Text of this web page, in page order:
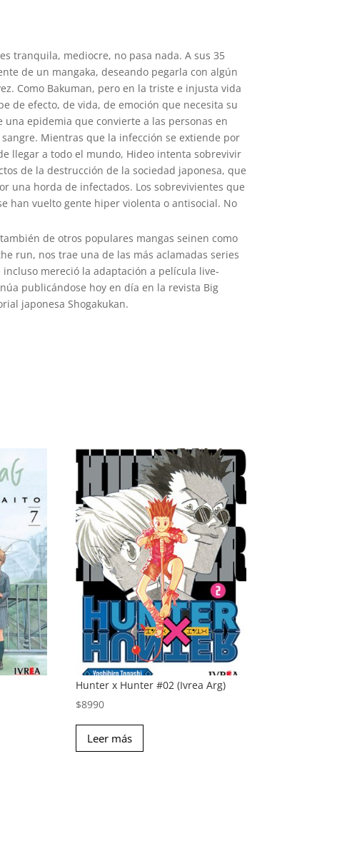
tranquila, mediocre, no pasa nada. A sus 35
de un mangaka, deseando pegarla con algún
Como Bakuman, pero en la triste e injusta vida
de efecto, de vida, de emoción que necesita su
una epidemia que convierte a las personas en
Mientras que la infección se extiende por
llegar a todo el mundo, Hideo intenta sobrevivir
de la destrucción de la sociedad japonesa, que
una horda de infectados. Los sobrevivientes que
han vuelto gente hiper violenta o antisocial. No
de otros populares mangas seinen como
run, nos trae una de las más aclamadas series
mereció la adaptación a película live-
publicándose hoy en día en la revista Big
japonesa Shogakukan.
Hunter x Hunter #02 (Ivrea Arg)
$8990
Leer más